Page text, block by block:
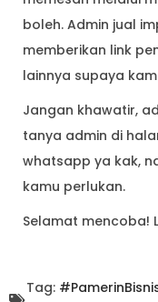
boleh. Admin jual
memberikan link
lainnya supaya
Jangan khawatir,
tanya admin di
whatsapp ya kak,
kamu perlukan.
Selamat mencoba!
Tag: